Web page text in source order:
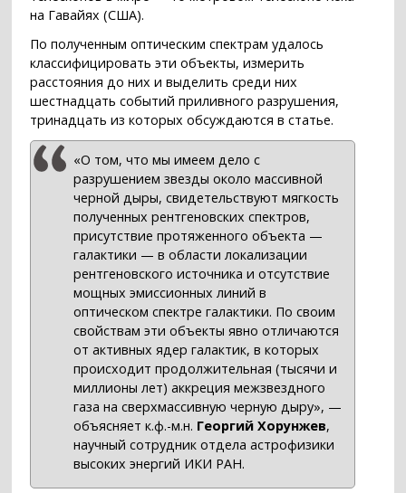
на Гавайях (США).
По полученным оптическим спектрам удалось
классифицировать эти объекты, измерить
расстояния до них и выделить среди них
шестнадцать событий приливного разрушения,
тринадцать из которых обсуждаются в статье.
«О том, что мы имеем дело с
разрушением звезды около массивной
черной дыры, свидетельствуют мягкость
полученных рентгеновских спектров,
присутствие протяженного объекта —
галактики — в области локализации
рентгеновского источника и отсутствие
мощных эмиссионных линий в
оптическом спектре галактики. По своим
свойствам эти объекты явно отличаются
от активных ядер галактик, в которых
происходит продолжительная (тысячи и
миллионы лет) аккреция межзвездного
газа на сверхмассивную черную дыру», —
объясняет к.ф.-м.н. Георгий Хорунжев,
научный сотрудник отдела астрофизики
высоких энергий ИКИ РАН.